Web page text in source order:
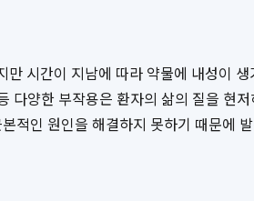
시간이 지남에 따라 약물에 내성이
양한 부작용은 환자의 삶의 질을 현
적인 원인을 해결하지 못하기 때문에